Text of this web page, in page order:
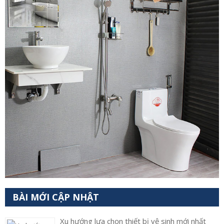
BÀI MỚI CẬP NHẬT
Xu hướng lựa chọn thiết bị vệ sinh mới nhất